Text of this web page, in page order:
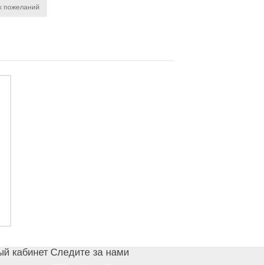
пожеланий
кабинет Следите за нами